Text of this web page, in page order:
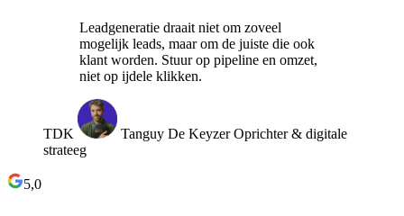
Leadgeneratie draait niet om zoveel
mogelijk leads, maar om de juiste die ook
klant worden. Stuur op pipeline en omzet,
niet op ijdele klikken.
TDK Tanguy De Keyzer Oprichter & digitale
strateeg
5,0